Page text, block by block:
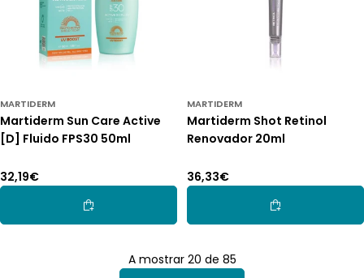
MARTIDERM
Martiderm Sun Care Active
[D] Fluido FPS30 50ml
Preço
normal
32,19€
Adicionar Ao Carrinho
MARTIDERM
Martiderm Shot Retinol
Renovador 20ml
Preço
normal
36,33€
Adicionar Ao
A mostrar 20 de 85